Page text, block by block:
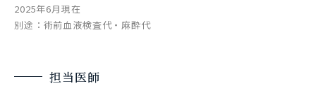
2025年6月現在
別途：術前血液検査代・麻酔代
担当医師